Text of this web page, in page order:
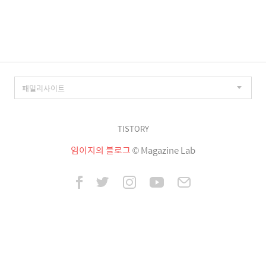
TISTORY
임이지의 블로그© Magazine Lab